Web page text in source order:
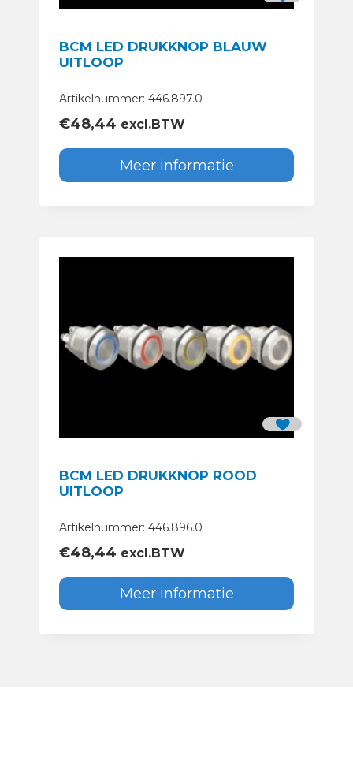
BCM LED DRUKKNOP BLAUW
UITLOOP
Artikelnummer: 446.897.0
€48,44 excl.BTW
Meer informatie
BCM LED DRUKKNOP ROOD
UITLOOP
Artikelnummer: 446.896.0
€48,44 excl.BTW
Meer informatie